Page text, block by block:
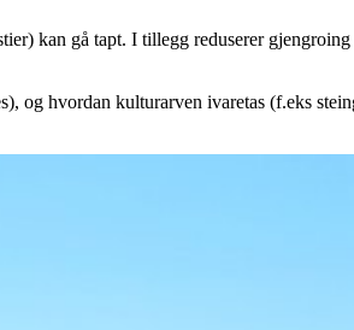
kan gå tapt. I tillegg reduserer
og hvordan kulturarven ivaretas (f.eks